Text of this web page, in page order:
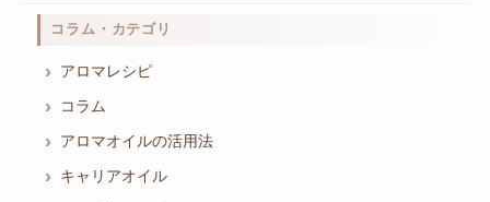
コラム・カテゴリ
アロマレシピ
コラム
アロマオイルの活用法
キャリアオイル